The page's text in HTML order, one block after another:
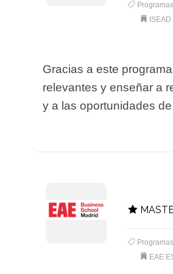
Gracias a este
relevantes y enseñar a
y a las oportunidades
EAE